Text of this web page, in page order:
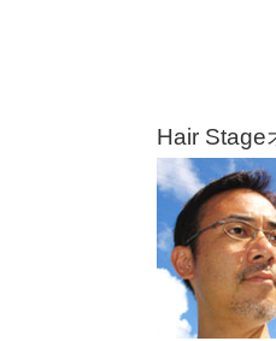
Hair Stage